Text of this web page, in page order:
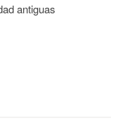
antiguas